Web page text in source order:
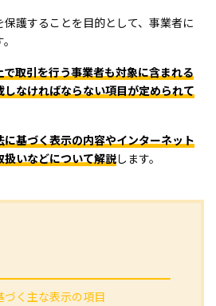
護することを目的として、事業者に
取引を行う事業者も対象に含まれる
なければならない項目が定められて
に基づく表示の内容やインターネット
いなどについて解説します。
づく主な表示の項目